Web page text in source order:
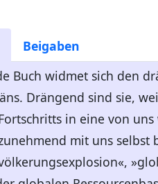
Beigaben
Buch widmet sich den
Drängend sind sie,
in eine von
mit uns selbst